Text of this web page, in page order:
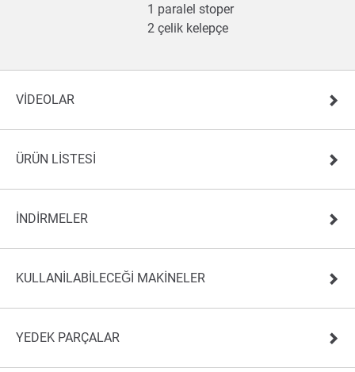
1 paralel stoper
2 çelik kelepçe
VIDEOLAR
ÜRÜN LISTESI
İNDIRMELER
KULLANILABILECEĞI MAKINELER
YEDEK PARÇALAR